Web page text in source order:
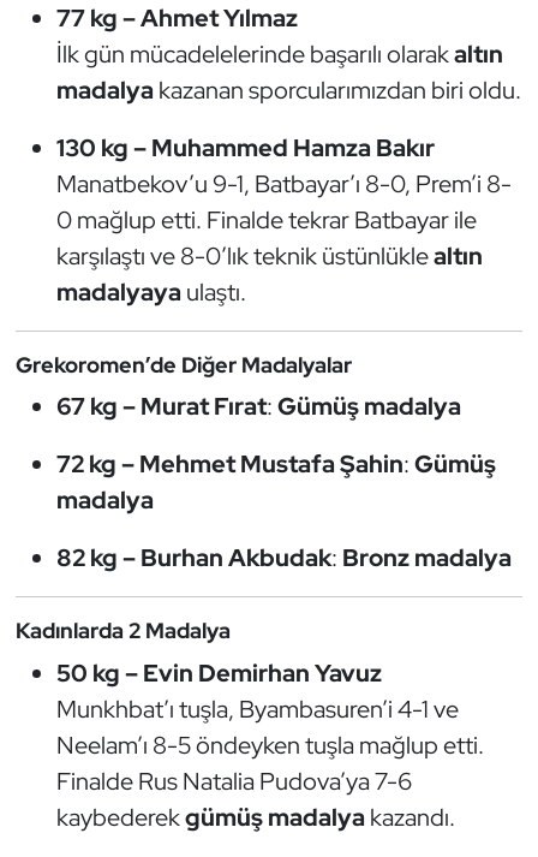
77 kg – Ahmet Yılmaz
İlk gün mücadelelerinde başarılı olarakaltın
madalyakazanan sporcularımızdan biri oldu.
130 kg – Muhammed Hamza Bakır
Manatbekov’u 9-1, Batbayar’ı 8-0, Prem’i 8-
0 mağlup etti. Finalde tekrar Batbayar ile
karşılaştı ve 8-0’lık teknik üstünlüklealtın
madalyayaulaştı.
Grekoromen’de Diğer Madalyalar
67 kg – Murat Fırat:Gümüş madalya
72 kg – Mehmet Mustafa Şahin:Gümüş
madalya
82 kg – Burhan Akbudak: Bronz madalya
Kadınlarda 2 Madalya
50 kg – Evin Demirhan Yavuz
Munkhbat’ı tuşla, Byambasuren’i 4-1 ve
Neelam’ı 8-5 öndeyken tuşla mağlup etti.
Finalde Rus Natalia Pudova’ya 7-6
kaybederekgümüş madalyakazandı.
Karate
Kayak
Kempo
Kick Boks
Kürek
Masa Tenisi
Modern Pentatlon
Motor Sporları
Muay Thai
Okçuluk
Optimist
Oryantiring
Özel Sporcular
Paralimpik